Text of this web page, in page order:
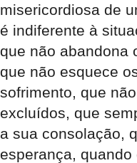
misericordiosa de
é indiferente à
que não abandona
que não esquece
sofrimento, que
excluídos, que
a sua consolação,
esperança,